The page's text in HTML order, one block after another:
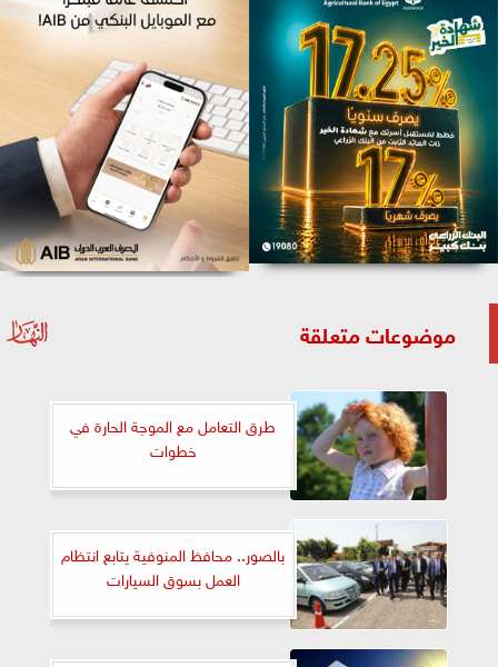
موضوعات متعلقة
طرق التعامل مع الموجة الحارة في
خطوات
بالصور.. محافظ المنوفية يتابع انتظام
العمل بسوق السيارات